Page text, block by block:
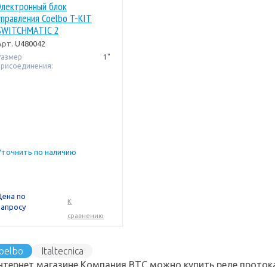
блок
Coelbo T-KIT
2
U480042
1"
по наличию
по
К
сравнению
Italtecnica
магазине Компания ВТС можно купить реле